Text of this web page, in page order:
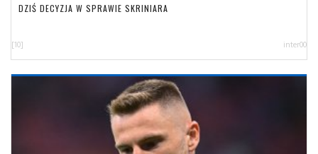
DZIŚ DECYZJA W SPRAWIE SKRINIARA
[10] inter00